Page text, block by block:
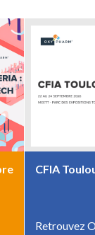
CFIA
Retrouvez